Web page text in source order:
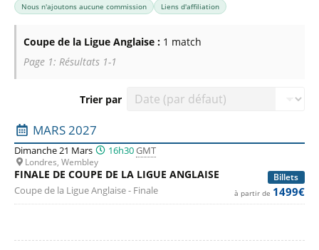
Nous n'ajoutons aucune commission
Liens d'affiliation
Coupe de la Ligue Anglaise : 1 match
Page 1: Résultats 1-1
Trier par
Liste des prochains matchs : Coupe de la Ligue
MARS 2027
Dimanche 21 Mars 16h30GMT
Londres, Wembley
Billets
FINALE DE COUPE DE LA LIGUE ANGLAISE
Coupe de la Ligue Anglaise - Finale à partir de 1499€